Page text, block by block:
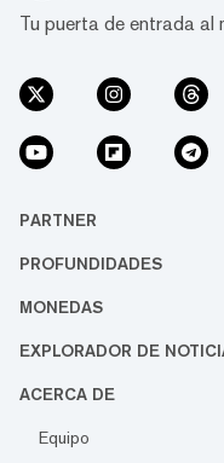
Tu puerta de entrada al
PARTNER
PROFUNDIDADES
MONEDAS
EXPLORADOR DE
ACERCA DE
Equipo